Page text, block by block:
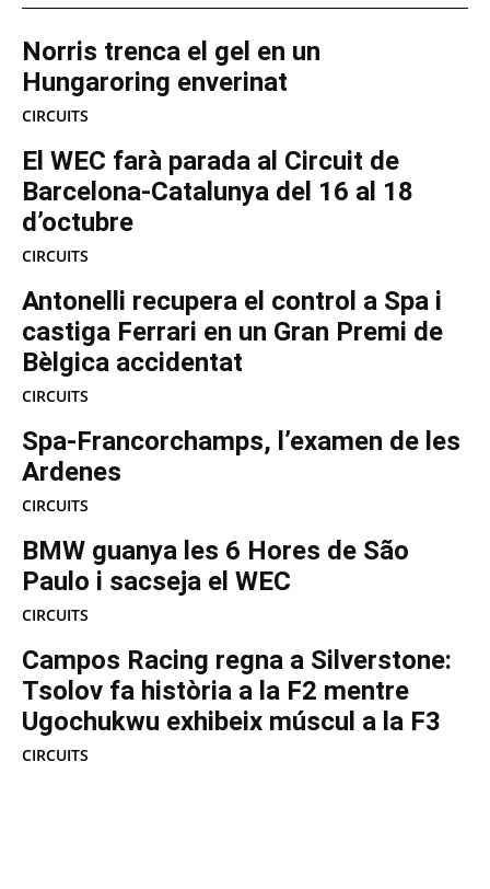
Norris trenca el gel en un
Hungaroring enverinat
CIRCUITS
El WEC farà parada al Circuit de
Barcelona-Catalunya del 16 al 18
d’octubre
CIRCUITS
Antonelli recupera el control a Spa i
castiga Ferrari en un Gran Premi de
Bèlgica accidentat
CIRCUITS
Spa-Francorchamps, l’examen de les
Ardenes
CIRCUITS
BMW guanya les 6 Hores de São
Paulo i sacseja el WEC
CIRCUITS
Campos Racing regna a Silverstone:
Tsolov fa història a la F2 mentre
Ugochukwu exhibeix múscul a la F3
CIRCUITS